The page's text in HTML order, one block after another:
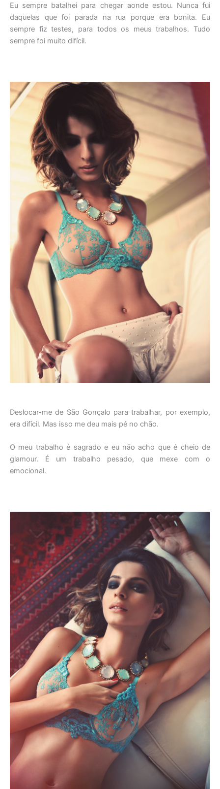
Eu sempre batalhei para chegar aonde estou. Nunca fui
daquelas que foi parada na rua porque era bonita. Eu
sempre fiz testes, para todos os meus trabalhos. Tudo
sempre foi muito difícil.
Deslocar-me de São Gonçalo para trabalhar, por exemplo,
era difícil. Mas isso me deu mais pé no chão.
O meu trabalho é sagrado e eu não acho que é cheio de
glamour. É um trabalho pesado, que mexe com o
emocional.